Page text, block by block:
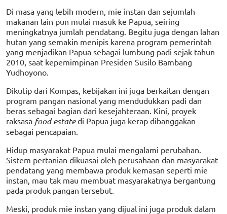
Di masa yang lebih modern, mie instan dan sejumlah
makanan lain pun mulai masuk ke Papua, seiring
meningkatnya jumlah pendatang. Begitu juga dengan lahan
hutan yang semakin menipis karena program pemerintah
yang menjadikan Papua sebagai lumbung padi sejak tahun
2010, saat kepemimpinan Presiden Susilo Bambang
Yudhoyono.
Dikutip dari Kompas, kebijakan ini juga berkaitan dengan
program pangan nasional yang mendudukkan padi dan
beras sebagai bagian dari kesejahteraan. Kini, proyek
raksasa food estatedi Papua juga kerap dibanggakan
sebagai pencapaian.
Hidup masyarakat Papua mulai mengalami perubahan.
Sistem pertanian dikuasai oleh perusahaan dan masyarakat
pendatang yang membawa produk kemasan seperti mie
instan, mau tak mau membuat masyarakatnya bergantung
pada produk pangan tersebut.
Meski, produk mie instan yang dijual ini juga produk dalam